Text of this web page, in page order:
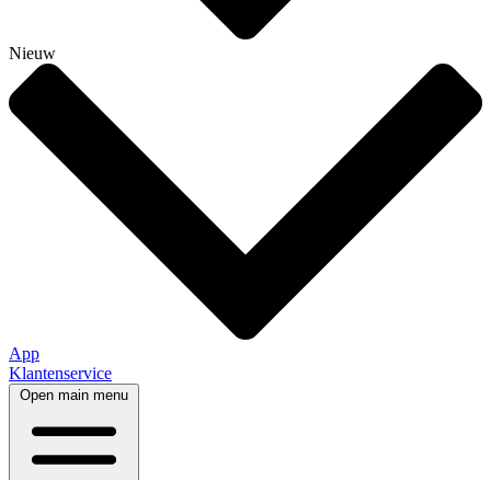
Nieuw
App
Klantenservice
Open main menu